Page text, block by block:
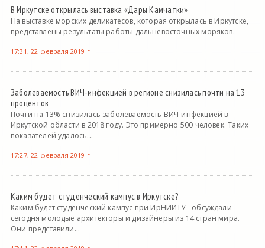
В Иркутске открылась выставка «Дары Камчатки»
На выставке морских деликатесов, которая открылась в Иркутске,
представлены результаты работы дальневосточных моряков.
17:31, 22 февраля 2019 г.
Заболеваемость ВИЧ-инфекцией в регионе снизилась почти на 13
процентов
Почти на 13% снизилась заболеваемость ВИЧ-инфекцией в
Иркутской области в 2018 году. Это примерно 500 человек. Таких
показателей удалось...
17:27, 22 февраля 2019 г.
Каким будет студенческий кампус в Иркутске?
Каким будет студенческий кампус при ИрНИИТУ - обсуждали
сегодня молодые архитекторы и дизайнеры из 14 стран мира.
Они представили...